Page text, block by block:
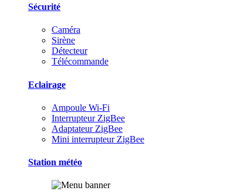
Sécurité
Caméra
Sirène
Détecteur
Télécommande
Eclairage
Ampoule Wi-Fi
Interrupteur ZigBee
Adaptateur ZigBee
Mini interrupteur ZigBee
Station météo